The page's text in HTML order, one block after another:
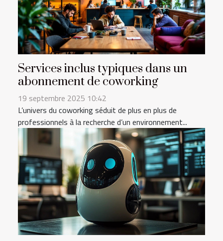
Services inclus typiques dans un
abonnement de coworking
19 septembre 2025 10:42
L’univers du coworking séduit de plus en plus de
professionnels à la recherche d’un environnement...